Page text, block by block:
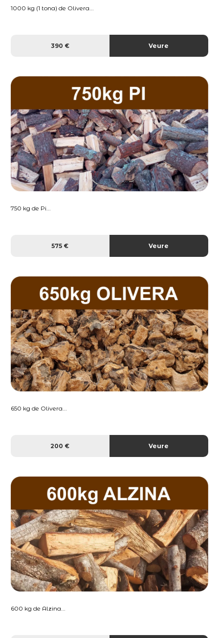
1000 kg (1 tona) de Olivera...
390 € Veure
750 kg de Pi...
575 € Veure
650 kg de Olivera...
200 € Veure
600 kg de Alzina...